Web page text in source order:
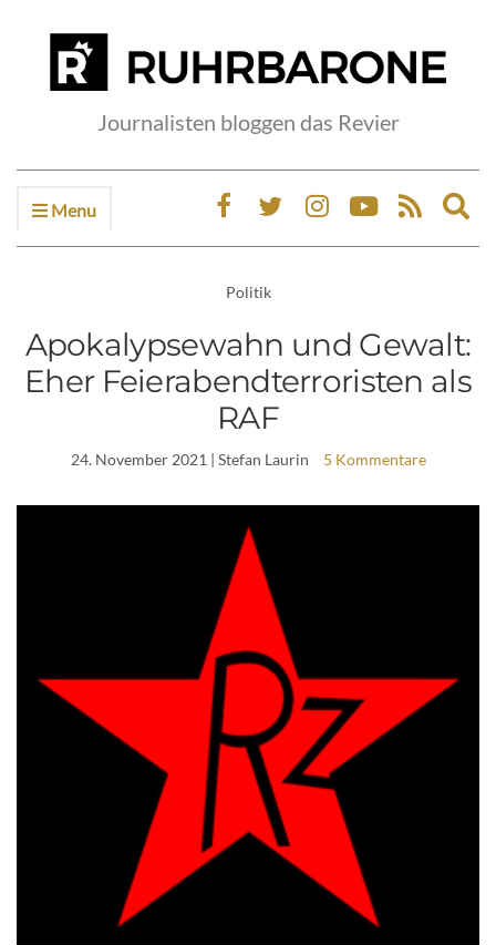
Journalisten bloggen das Revier
Menu
Politik
Apokalypsewahn und Gewalt:
Eher Feierabendterroristen als
RAF
24. November 2021 | Stefan Laurin 5 Kommentare